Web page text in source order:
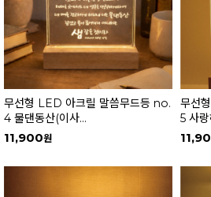
무선형 LED 아크릴 말씀무드등 no.
4 물댄동산(이사...
11,900
무선
5 사